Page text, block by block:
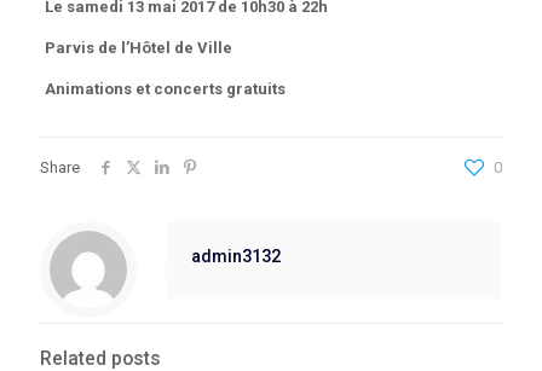
Le samedi 13 mai 2017 de 10h30 à 22h
Parvis de l’Hôtel de Ville
Animations et concerts gratuits
Share 0
admin3132
Related posts